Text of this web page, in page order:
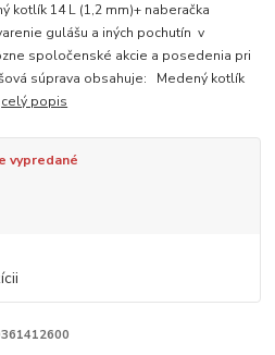
kotlík 14 L (1,2 mm)+ naberačka
gulášu a iných pochutín v
spoločenské akcie a posedenia pri
súprava obsahuje: Medený kotlík
celý popis
vypredané